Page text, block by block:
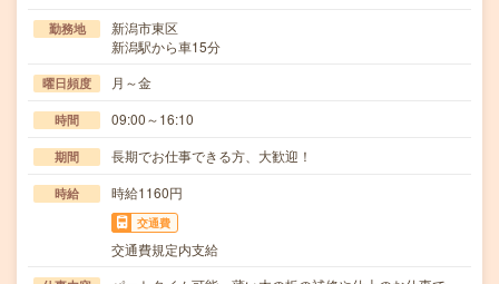
勤務地
新潟市東区
新潟駅から車15分
曜日頻度 月～金
時間 09:00～16:10
期間 長期でお仕事できる方、大歓迎！
時給 時給1160円
交通費
交通費規定内支給